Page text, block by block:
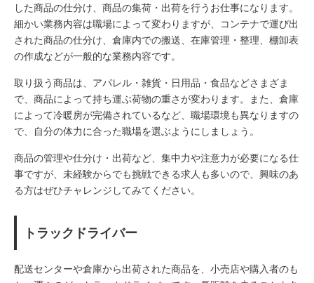
した商品の仕分け、商品の集荷・出荷を行うお仕事になります。
細かい業務内容は職場によって変わりますが、コンテナで運び出
された商品の仕分け、倉庫内での搬送、在庫管理・整理、棚卸表
の作成などが一般的な業務内容です。
取り扱う商品は、アパレル・雑貨・日用品・食品などさまざま
で、商品によって持ち運ぶ荷物の重さが変わります。また、倉庫
によって冷暖房が完備されているなど、職場環境も異なりますの
で、自分の体力に合った職場を選ぶようにしましょう。
商品の管理や仕分け・出荷など、集中力や注意力が必要になる仕
事ですが、未経験からでも挑戦できる求人も多いので、興味のあ
る方はぜひチャレンジしてみてください。
トラックドライバー
配送センターや倉庫から出荷された商品を、小売店や購入者のも